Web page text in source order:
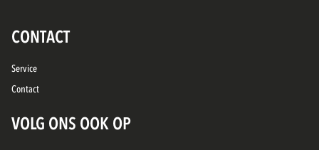
CONTACT
Service
Contact
VOLG ONS OOK OP